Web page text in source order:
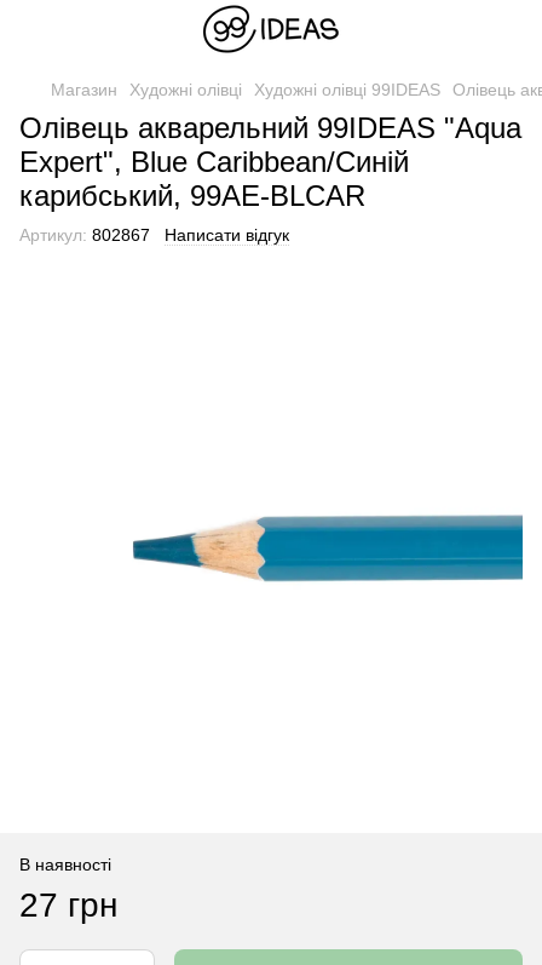
Магазин Художні олівці Художні олівці 99IDEAS Олівець
Олівець акварельний 99IDEAS "Aqua
Expert", Blue Caribbean/Синій
карибський, 99AE-BLCAR
Артикул: 802867 Написати відгук
В наявності
27 грн